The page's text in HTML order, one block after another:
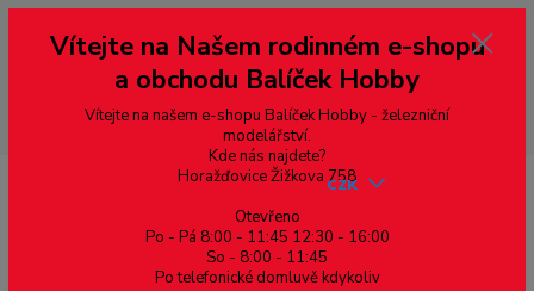
--- pro zákazníky ze Slovenska a jiných zemí, pokud chcete platit v eurech
přepněte si e-shop na euro 💶 pro přepočet měny - pravý horní roh ---
dobírky – pokud si z nějakého důvodu zásilku nevyzvednete, bude po
domluvě zaslána znovu s opětovnou platbou za poštovné, v opačném
případě bude zrušena a účet přidán na blacklist a rušeny následující
objednávky.
CZK
Vítejte na Našem rodinném e-shopu
a obchodu Balíček Hobby
Vítejte na našem e-shopu Balíček Hobby - železniční
modelářství.
Kde nás najdete?
Horažďovice Žižkova 758
Otevřeno
Po - Pá 8:00 - 11:45 12:30 - 16:00
So - 8:00 - 11:45
Po telefonické domluvě kdykoliv